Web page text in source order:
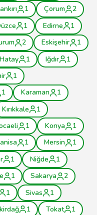
1 Çorum
2
1 Edirne
1
2 Eskişehir
1
Hatay 1 Iğdır
1
1
1 Karaman
1
Kırıkkale
1
1 Konya
1
1 Mersin
1
1 Niğde
1
1 Sakarya
2
1 Sivas
1
1 Tokat
1